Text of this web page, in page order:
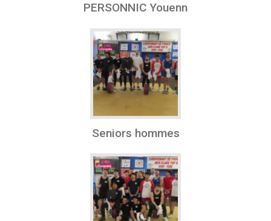
PERSONNIC Youenn
Seniors hommes